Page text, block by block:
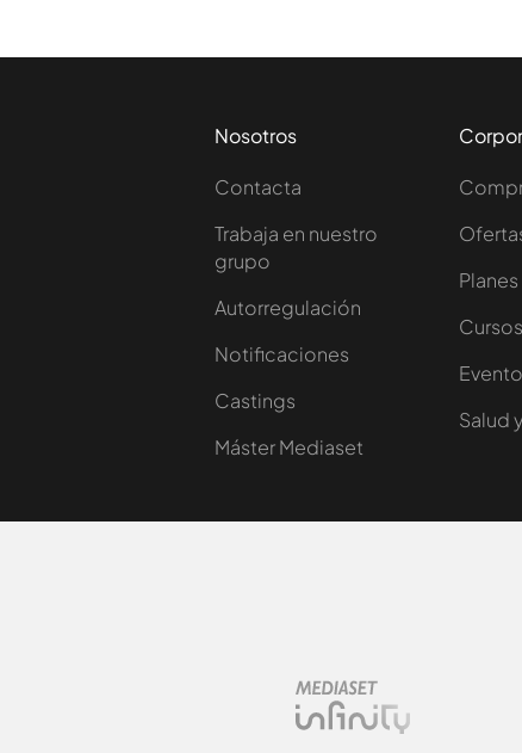
Nosotros
Contacta
Trabaja en nuestro
grupo
Autorregulación
Notificaciones
Castings
Máster Mediaset
Salud